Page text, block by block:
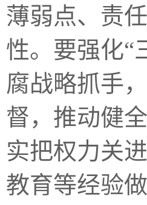
薄弱点、责
性。要强化“
腐战略抓手
督，推动健
实把权力关
教育等经验